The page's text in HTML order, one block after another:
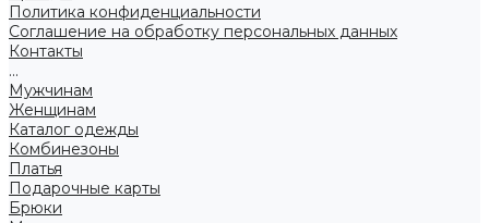
Политика конфиденциальности
Соглашение на обработку персональных данных
Контакты
...
Мужчинам
Женщинам
Каталог одежды
Комбинезоны
Платья
Подарочные карты
Брюки